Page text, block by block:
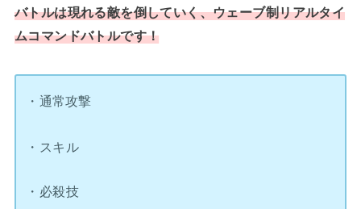
バトルは現れる敵を倒していく、ウェーブ制リアルタイ
ムコマンドバトルです！
・通常攻撃
・スキル
・必殺技